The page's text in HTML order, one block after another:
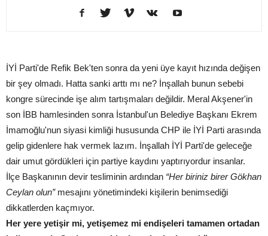
İYİ Parti'de Refik Bek'ten sonra da yeni üye kayıt hızında değişen
bir şey olmadı. Hatta sanki arttı mı ne? İnşallah bunun sebebi
kongre sürecinde işe alım tartışmaları değildir. Meral Akşener'in
son İBB hamlesinden sonra İstanbul'un Belediye Başkanı Ekrem
İmamoğlu'nun siyasi kimliği hususunda CHP ile İYİ Parti arasında
gelip gidenlere hak vermek lazım. İnşallah İYİ Parti'de geleceğe
dair umut gördükleri için partiye kaydını yaptırıyordur insanlar.
İlçe Başkanının devir tesliminin ardından “Her biriniz birer Gökhan
Ceylan olun”mesajını yönetimindeki kişilerin benimsediği
dikkatlerden kaçmıyor.
Her yere yetişir mi, yetişemez mi endişeleri tamamen ortadan